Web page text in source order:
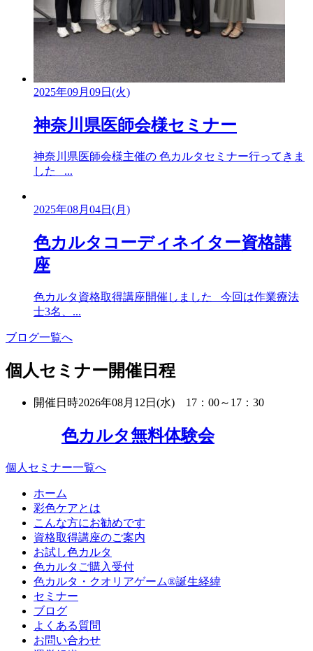
2025年09月09日(火)
神奈川県医師会様セミナー
神奈川県医師会様主催の 色カルタセミナー行ってきま
した ...
2025年08月04日(月)
色カルタコーディネイター資格講
座
色カルタ資格取得講座開催しました 今回は作業療法
士3名、...
ブログ一覧へ
個人セミナー開催日程
開催日時2026年08月12日(水) 17：00～17：30
色カルタ無料体験会
個人セミナー一覧へ
ホーム
彩色ケアとは
こんな方にお勧めです
資格取得講座のご案内
お試し色カルタ
色カルタご購入受付
色カルタ・クオリアゲーム®誕生経緯
セミナー
ブログ
よくある質問
お問い合わせ